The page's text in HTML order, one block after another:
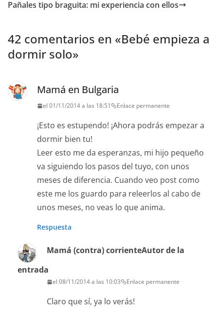
Pañales tipo braguita: mi experiencia con ellos
42 comentarios en «Bebé empieza a
dormir solo»
Mamá en Bulgaria
el 01/11/2014 a las 18:51 Enlace permanente
¡Esto es estupendo! ¡Ahora podrás empezar a
dormir bien tu!
Leer esto me da esperanzas, mi hijo pequeño
va siguiendo los pasos del tuyo, con unos
meses de diferencia. Cuando veo post como
este me los guardo para releerlos al cabo de
unos meses, no veas lo que anima.
Respuesta
Mamá (contra) corrienteAutor de la
entrada
el 08/11/2014 a las 10:03 Enlace permanente
Claro que sí, ya lo verás!